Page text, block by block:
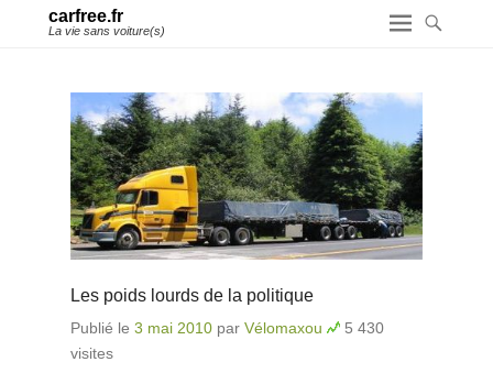
carfree.fr
La vie sans voiture(s)
Les poids lourds de la politique
Publié le 3 mai 2010 par Vélomaxou
5 430
visites